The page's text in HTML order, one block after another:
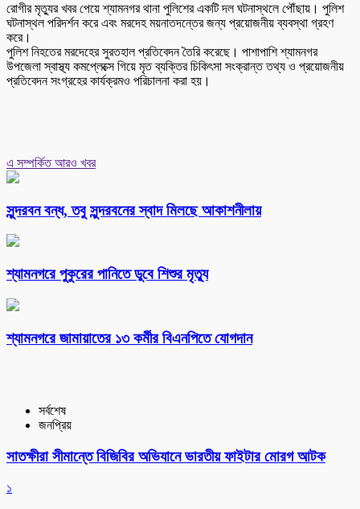
রোগীর মৃত্যুর খবর পেয়ে শ্যামনগর থানা পুলিশের একটি দল ঘটনাস্থলে পৌঁছায়। পুলিশ
ঘটনাস্থল পরিদর্শন করে এবং মরদেহ ময়নাতদন্তের জন্য প্রয়োজনীয় ব্যবস্থা গ্রহণ
করে।
পুলিশ নিহতের মরদেহের সুরতহাল প্রতিবেদন তৈরি করেছে। পাশাপাশি শ্যামনগর
উপজেলা স্বাস্থ্য কমপ্লেক্সে গিয়ে মৃত ব্যক্তির চিকিৎসা সংক্রান্ত তথ্য ও প্রয়োজনীয়
প্রতিবেদন সংগ্রহের কার্যক্রমও পরিচালনা করা হয়।
এ সম্পর্কিত আরও খবর
সুন্দরবন বন্ধ, তবু সুন্দরবনের স্বাদ মিলছে আকাশনীলায়
শ্যামনগরে পুকুরের পানিতে ডুবে শিশুর মৃত্যু
শ্যামনগরে জামায়াতের ১৩ কর্মীর বিএনপিতে যোগদান
সর্বশেষ
জনপ্রিয়
সাতক্ষীরা সীমান্তে বিজিবির অভিযানে ভারতীয় ফাইটার মোরগ আটক
১